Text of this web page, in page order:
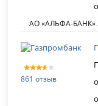
АО «АЛЬФА-
861 отзыв